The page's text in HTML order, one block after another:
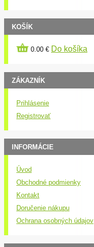
ZÁKAZNÍK
Prihlásenie
Registrovať
INFORMÁCIE
Úvod
Obchodné podmienky
Kontakt
Doručenie nákupu
Ochrana osobných údajov
KOŠÍK
0.00 € Do košíka